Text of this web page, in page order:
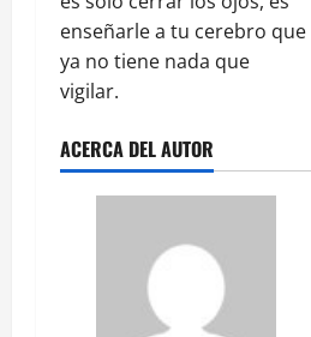
enseñarle a tu cerebro que
ya no tiene nada que
vigilar.
ACERCA DEL AUTOR